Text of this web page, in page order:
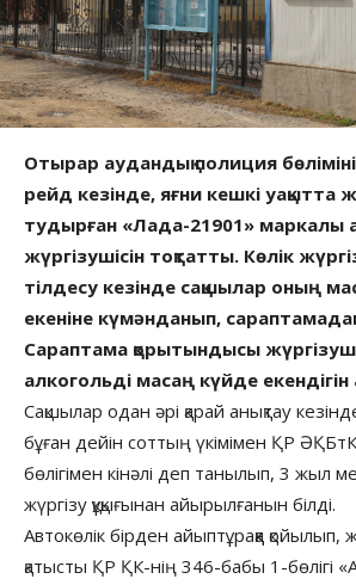
Отырар аудандық полиция
рейд кезінде, яғни кешкі уақытта
тудырған «Лада-21901» маркалы
жүргізушісін тоқтатты. Көлік
тілдесу кезінде сақшылар оның
екеніне күмәнданып,
Сараптама қорытындысы
алкогольді масаң күйде екендігін
Сақшылар одан әрі қарай анықтау
бұған дейін соттың үкімімен ҚР
бөлігімен кінәлі деп танылып, 3 жыл
жүргізу құқығынан айырылғанын білді.
Автокөлік бірден айыптұраққа қойылып,
қатысты ҚР ҚК-нің 346-бабы 1-бөлігі